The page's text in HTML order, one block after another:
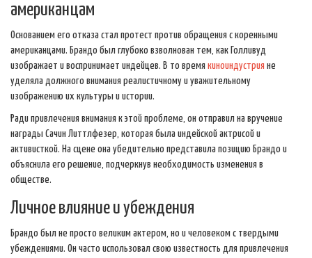
американцам
Основанием его отказа стал протест против обращения с коренными
американцами. Брандо был глубоко взволнован тем, как Голливуд
изображает и воспринимает индейцев. В то время киноиндустрия не
уделяла должного внимания реалистичному и уважительному
изображению их культуры и истории.
Ради привлечения внимания к этой проблеме, он отправил на вручение
награды Сачин Литтлфезер, которая была индейской актрисой и
активисткой. На сцене она убедительно представила позицию Брандо и
объяснила его решение, подчеркнув необходимость изменения в
обществе.
Личное влияние и убеждения
Брандо был не просто великим актером, но и человеком с твердыми
убеждениями. Он часто использовал свою известность для привлечения